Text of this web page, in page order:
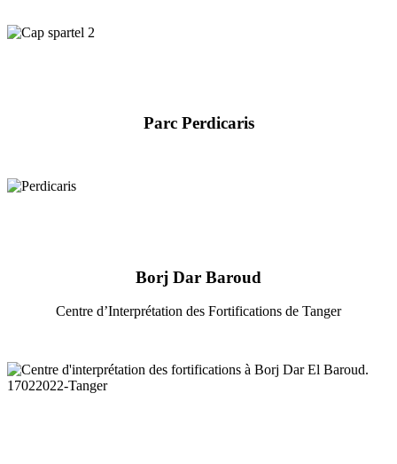
Parc Perdicaris
Borj Dar Baroud
Centre d’Interprétation des Fortifications de Tanger